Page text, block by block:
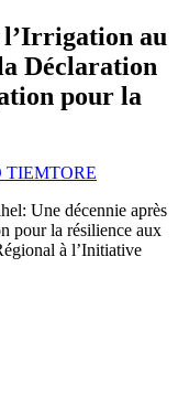
au
Déclaration
pour la
TIEMTORE
Une décennie après
pour la résilience aux
à l’Initiative